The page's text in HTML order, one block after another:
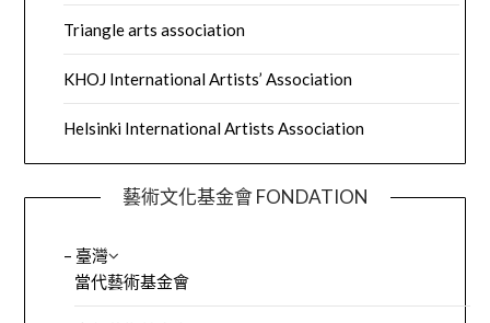
Triangle arts association
KHOJ International Artists’ Association
Helsinki International Artists Association
藝術文化基金會 FONDATION
– 臺灣
當代藝術基金會